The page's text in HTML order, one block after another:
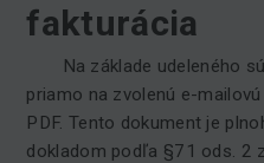
fakturácia
Na základe udeleného
priamo na zvolenú e-
PDF. Tento dokument je
dokladom podľa §71 ods. 2